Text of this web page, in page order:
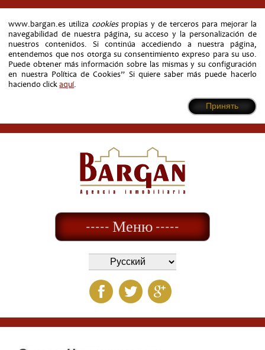
www.bargan.es utiliza cookiespropias y de terceros para mejorar la
navegabilidad de nuestra página, su acceso y la personalización de
nuestros contenidos. Si continúa accediendo a nuestra página,
entendemos que nos otorga su consentimiento expreso para su uso.
Puede obtener más información sobre las mismas y su configuración
en nuestra Política de Cookies” Si quiere saber más puede hacerlo
haciendo clickaquí.
Принять